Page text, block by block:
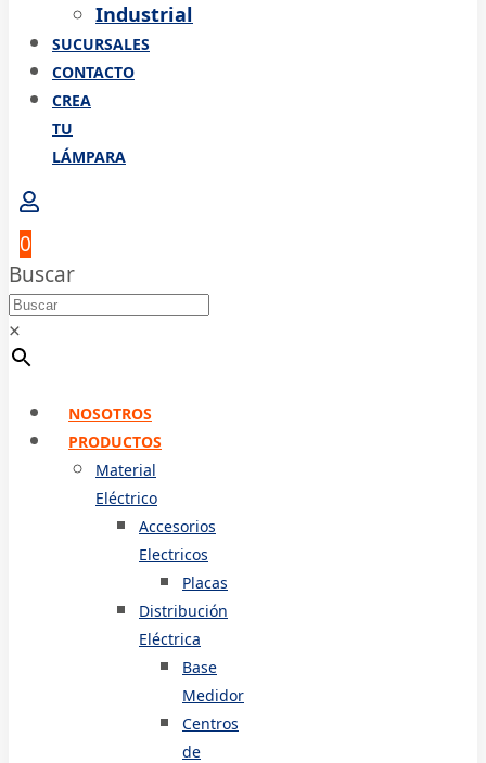
Industrial
SUCURSALES
CONTACTO
CREA
TU
LÁMPARA
0
Buscar
×
NOSOTROS
PRODUCTOS
Material
Eléctrico
Accesorios
Electricos
Placas
Distribución
Eléctrica
Base
Medidor
Centros
de